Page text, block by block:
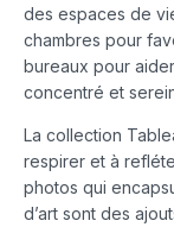
des espaces de
chambres pour
bureaux pour
concentré et
La collection
respirer et à
photos qui
d’art sont des